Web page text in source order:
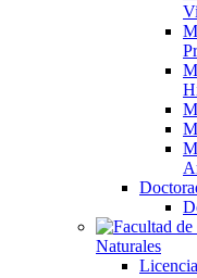
Naturales